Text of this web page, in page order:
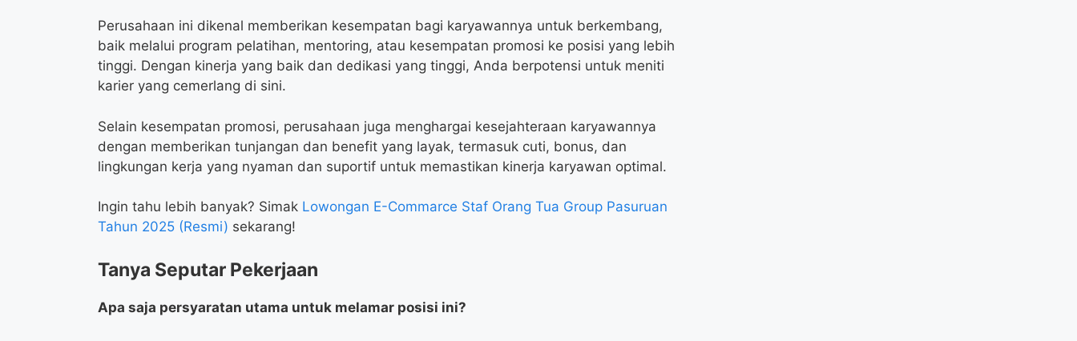
Perusahaan ini dikenal memberikan kesempatan bagi karyawannya untuk berkembang,
baik melalui program pelatihan, mentoring, atau kesempatan promosi ke posisi yang lebih
tinggi. Dengan kinerja yang baik dan dedikasi yang tinggi, Anda berpotensi untuk meniti
karier yang cemerlang di sini.
Selain kesempatan promosi, perusahaan juga menghargai kesejahteraan karyawannya
dengan memberikan tunjangan dan benefit yang layak, termasuk cuti, bonus, dan
lingkungan kerja yang nyaman dan suportif untuk memastikan kinerja karyawan optimal.
Ingin tahu lebih banyak? Simak Lowongan E-Commarce Staf Orang Tua Group Pasuruan
Tahun 2025 (Resmi) sekarang!
Tanya Seputar Pekerjaan
Apa saja persyaratan utama untuk melamar posisi ini?